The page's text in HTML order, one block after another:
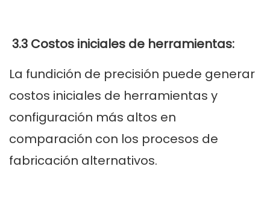
3.3 Costos iniciales de herramientas:
La fundición de precisión puede generar
costos iniciales de herramientas y
configuración más altos en
comparación con los procesos de
fabricación alternativos.